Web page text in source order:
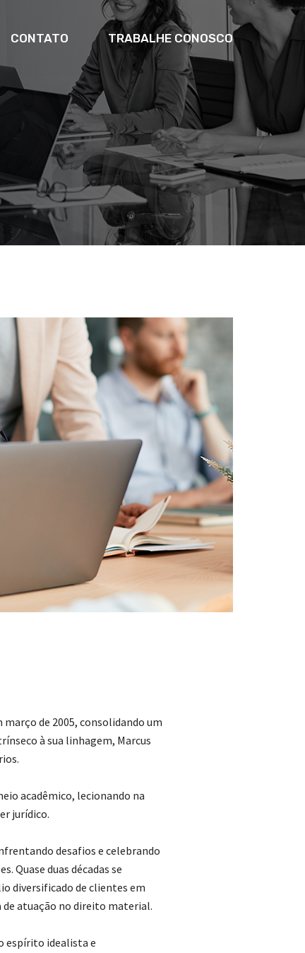
CONTATO TRABALHE CONOSCO
março de 2005, consolidando um
à sua linhagem, Marcus
acadêmico, lecionando na
jurídico.
desafios e celebrando
Quase duas décadas se
diversificado de clientes em
atuação no direito material.
espírito idealista e